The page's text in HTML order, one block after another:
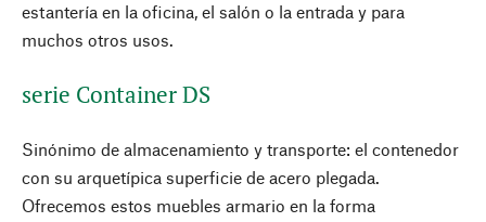
estantería en la oficina, el salón o la entrada y para
muchos otros usos.
serie Container DS
Sinónimo de almacenamiento y transporte: el contenedor
con su arquetípica superficie de acero plegada.
Ofrecemos estos muebles armario en la forma